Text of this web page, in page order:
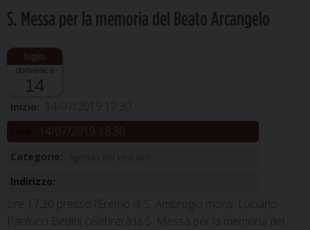
S. Messa per la memoria del Beato Arcangelo
domenica
14
Inizio: 14/07/2019 17:30
14/07/2019 18:30
Categorie:
Indirizzo:
ore 17,30 presso l’Eremo di S. Ambrogio mons. Luciano
Paolucci Bedini celebrerà la S. Messa per la memoria del